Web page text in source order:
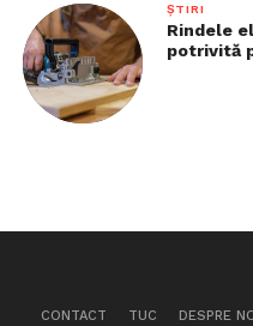
ȘTIRI
Rindele
potrivită
CONTACT TUC DESPRE